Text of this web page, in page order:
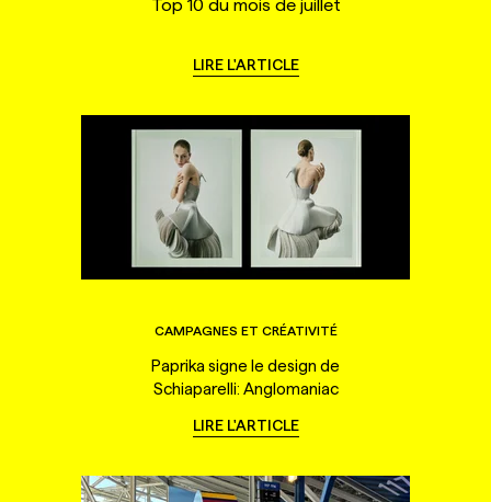
Top 10 du mois de juillet
LIRE L'ARTICLE
CAMPAGNES ET CRÉATIVITÉ
Paprika signe le design de
Schiaparelli: Anglomaniac
LIRE L'ARTICLE